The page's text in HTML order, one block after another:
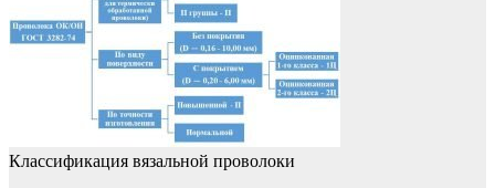
Классификация вязальной проволоки